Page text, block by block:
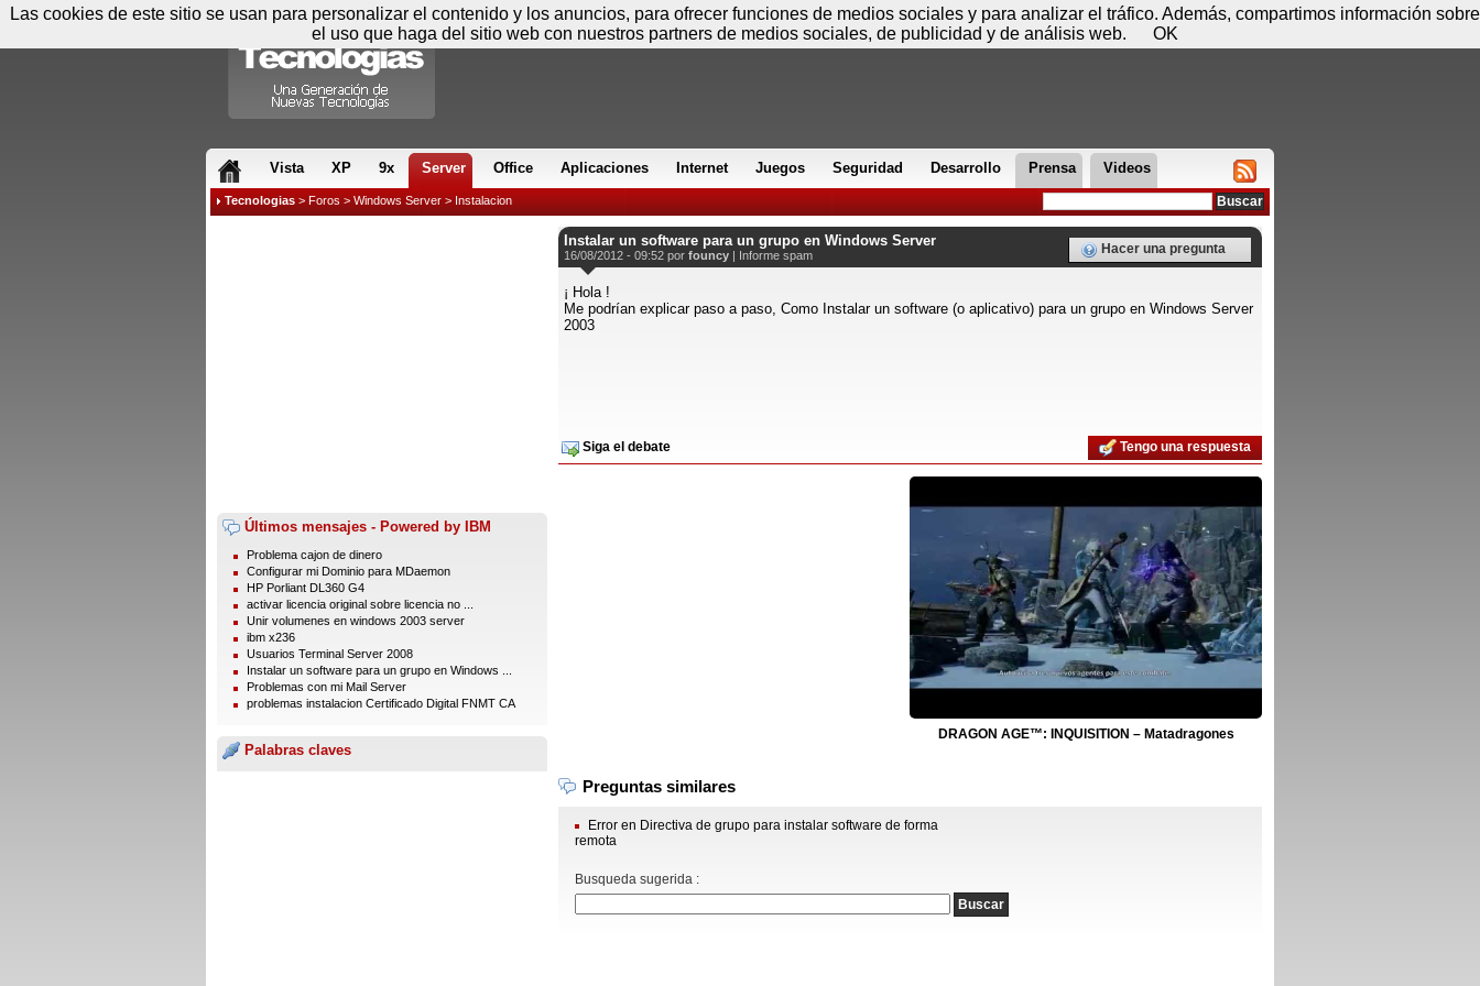
Vista XP 9x Server Office Aplicaciones Internet Juegos Seguridad Desarrollo Prensa Videos
Tecnologias > Foros > Windows Server > Instalacion
Últimos mensajes - Powered by IBM
Problema cajon de dinero
Configurar mi Dominio para MDaemon
HP Porliant DL360 G4
activar licencia original sobre licencia no ...
Unir volumenes en windows 2003 server
ibm x236
Usuarios Terminal Server 2008
Instalar un software para un grupo en Windows ...
Problemas con mi Mail Server
problemas instalacion Certificado Digital FNMT CA
Palabras claves
Instalar un software para un grupo en Windows Server
16/08/2012 - 09:52 por founcy | Informe spam Hacer una pregunta
¡ Hola !
Me podrían explicar paso a paso, Como Instalar un software (o aplicativo) para un grupo en Windows Server
2003
Siga el debate Tengo una respuesta
DRAGON AGE™: INQUISITION – Matadragones
Preguntas similares
Error en Directiva de grupo para instalar software de forma
remota
Busqueda sugerida :
Sábado 08 de agosto - 16:20 Registrar Conectar
Las cookies de este sitio se usan para personalizar el contenido y los anuncios, para ofrecer funciones de medios sociales y para analizar el tráfico. Además, compartimos información sobre
el uso que haga del sitio web con nuestros partners de medios sociales, de publicidad y de análisis web.
OK